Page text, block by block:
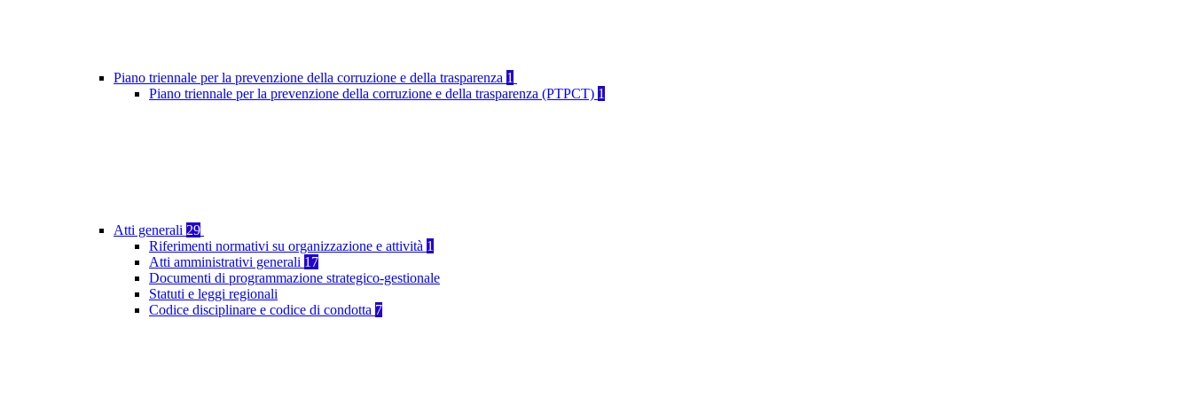
Piano triennale per la prevenzione della corruzione e della trasparenza 1
Piano triennale per la prevenzione della corruzione e della trasparenza (PTPCT) 1
Atti generali 29
Riferimenti normativi su organizzazione e attività 1
Atti amministrativi generali 17
Documenti di programmazione strategico-gestionale
Statuti e leggi regionali
Codice disciplinare e codice di condotta 7